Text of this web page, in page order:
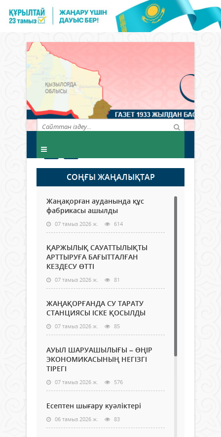
СОҢҒЫ ЖАҢАЛЫҚТАР
Жаңақорған ауданында құс
фабрикасы ашылды
07 тамыз 2026 ж. 614
ҚАРЖЫЛЫҚ САУАТТЫЛЫҚТЫ
АРТТЫРУҒА БАҒЫТТАЛҒАН
КЕЗДЕСУ ӨТТІ
07 тамыз 2026 ж. 81
ЖАҢАҚОРҒАНДА СУ ТАРАТУ
СТАНЦИЯСЫ ІСКЕ ҚОСЫЛДЫ
07 тамыз 2026 ж. 85
АУЫЛ ШАРУАШЫЛЫҒЫ – ӨҢІР
ЭКОНОМИКАСЫНЫҢ НЕГІЗГІ
ТІРЕГІ
07 тамыз 2026 ж. 576
Есептен шығару куәліктері
06 тамыз 2026 ж. 83